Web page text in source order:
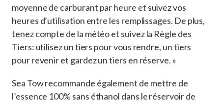
moyenne de carburant par heure et suivez vos
heures d’utilisation entre les remplissages. De plus,
tenez compte de la météo et suivez la Règle des
Tiers: utilisez un tiers pour vous rendre, un tiers
pour revenir et gardez un tiers en réserve. »
Sea Tow recommande également de mettre de
l’essence 100% sans éthanol dans le réservoir de